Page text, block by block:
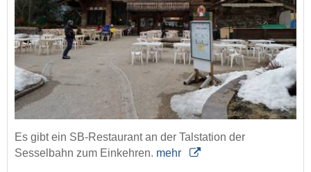
Es gibt ein SB-Restaurant an der Talstation der
Sesselbahn zum Einkehren. mehr